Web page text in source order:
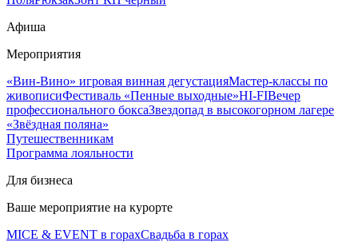
Афиша
Мероприятия
«Вин-Вино» игровая винная дегустацияМастер-классы по
живописиФестиваль «Пенные выходные»HI-FIВечер
профессионального боксаЗвездопад в высокогорном лагере
«Звёздная поляна»
Путешественникам
Программа лояльности
Для бизнеса
Ваше мероприятие на курорте
MICE & EVENT в горахСвадьба в горах